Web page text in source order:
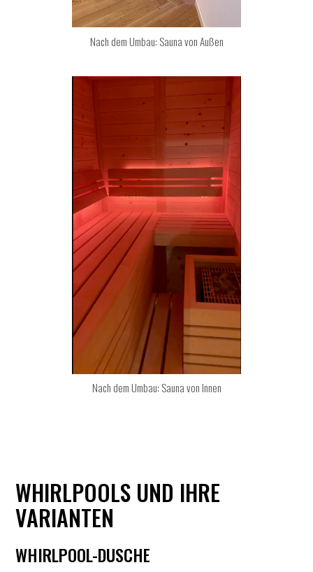
Nach dem Umbau: Sauna von Außen
Nach dem Umbau: Sauna von Innen
WHIRLPOOLS UND IHRE
VARIANTEN
WHIRLPOOL-DUSCHE